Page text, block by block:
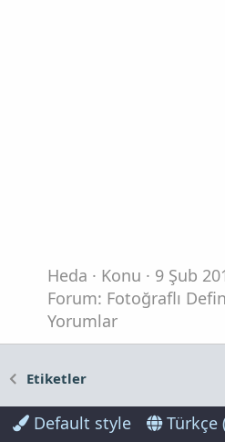
Heda Konu 9 Şub
Forum: Fotoğraflı
Yorumlar
Etiketler
Default style Türkçe